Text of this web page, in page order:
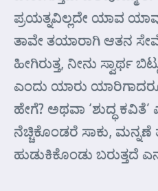
ಪ್ರಯತ್ನವಿಲ್ಲದೇ ಯಾವ
ತಾವೇ ತಯಾರಾಗಿ ಆತನ
ಹೀಗಿರುತ್ತ, ನೀನು ಸ್ವಾರ್ಥ
ಎಂದು ಯಾರು
ಹೇಗೆ? ಅಥವಾ ‘ಶುದ್ಧ
ನೆಚ್ಚಿಕೊಂಡರೆ ಸಾಕು, ಮನ್ನಣೆ
ಹುಡುಕಿಕೊಂಡು ಬರುತ್ತದೆ